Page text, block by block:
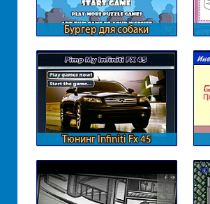
Бургер для собаки
Тюнинг Infiniti Fx 45